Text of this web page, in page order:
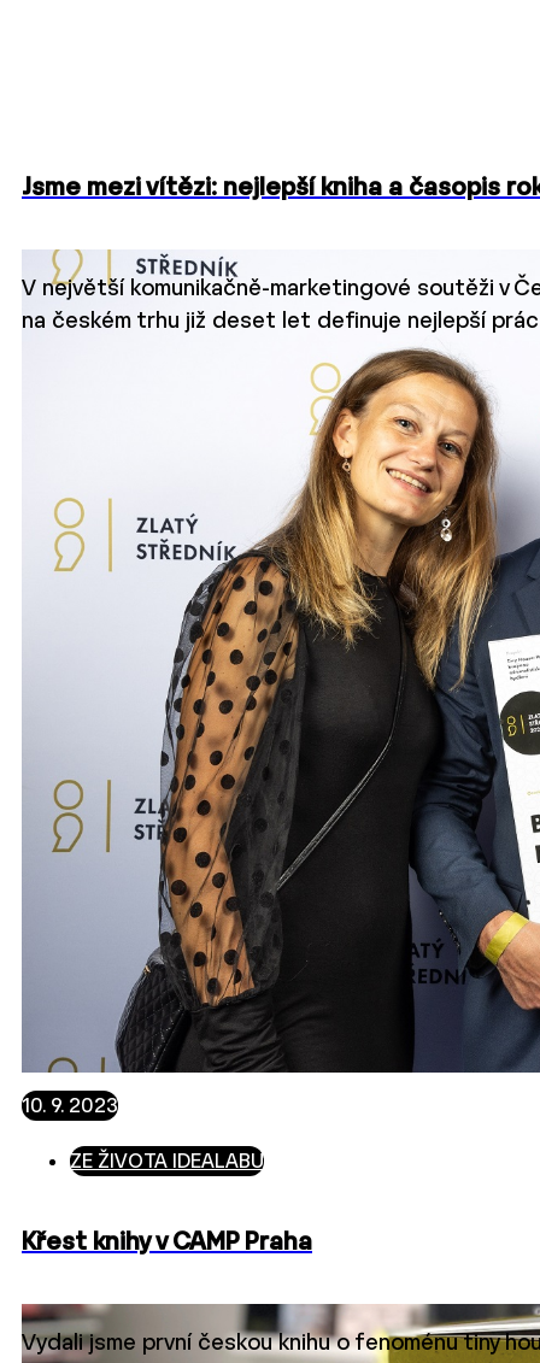
10. 9. 2023
ZE ŽIVOTA IDEALABU
Jsme mezi vítězi: nejlepší kniha a časopis
V největší komunikačně-marketingové soutěži v
na českém trhu již deset let definuje nejlepší
Křest knihy v CAMP Praha
Vydali jsme první českou knihu o fenoménu tiny